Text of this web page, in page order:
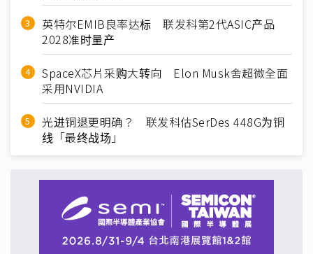
英特尔EMIB良率达标 联发科第2代ASIC产品
2028准时量产
SpaceX芯片采购大转向 Elon Musk舍超微全面
采用NVIDIA
光进铜退更明确？ 联发科估SerDes 448G为铜
线「最终战场」